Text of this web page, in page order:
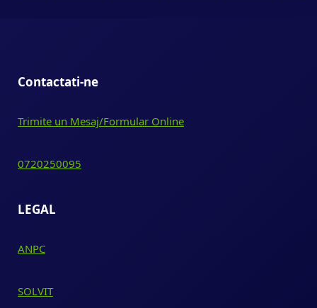
Contactati-ne
Trimite un Mesaj/Formular Online
0720250095
LEGAL
ANPC
SOLVIT